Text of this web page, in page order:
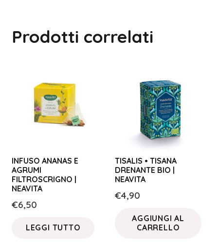
Prodotti correlati
INFUSO ANANAS E
AGRUMI
FILTROSCRIGNO |
NEAVITA
€6,50
LEGGI TUTTO
TISALIS • TISANA
DRENANTE BIO |
NEAVITA
€4,90
AGGIUNGI AL
CARRELLO